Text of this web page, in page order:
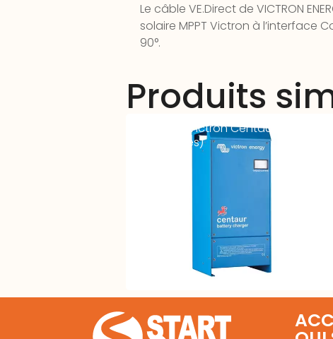
Le câble VE.Direct de VICTRON
solaire MPPT Victron à l’interface
90°.
Produits
Chargeur Victron Centaur – 12V 40A
(1 à 3 sorties)